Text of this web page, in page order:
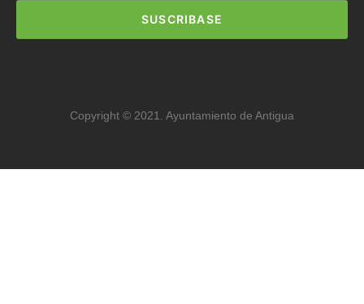
SUSCRIBASE
Copyright © 2021. Ayuntamiento de Antigua